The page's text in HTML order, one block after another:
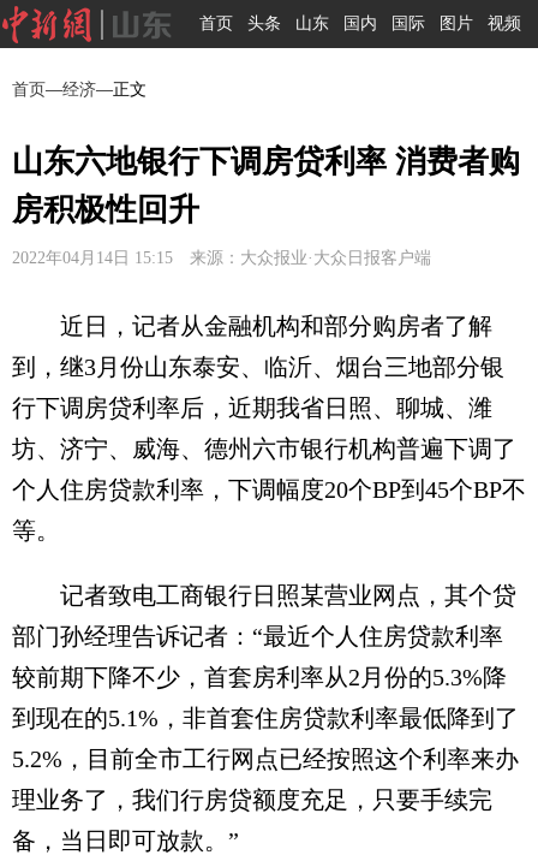
首页 头条 山东 国内 国际 图片 视频
首页—经济—正文
山东六地银行下调房贷利率 消费者购
房积极性回升
2022年04月14日 15:15 来源：大众报业·大众日报客户端
近日，记者从金融机构和部分购房者了解
到，继3月份山东泰安、临沂、烟台三地部分银
行下调房贷利率后，近期我省日照、聊城、潍
坊、济宁、威海、德州六市银行机构普遍下调了
个人住房贷款利率，下调幅度20个BP到45个BP不
等。
记者致电工商银行日照某营业网点，其个贷
部门孙经理告诉记者：“最近个人住房贷款利率
较前期下降不少，首套房利率从2月份的5.3%降
到现在的5.1%，非首套住房贷款利率最低降到了
5.2%，目前全市工行网点已经按照这个利率来办
理业务了，我们行房贷额度充足，只要手续完
备，当日即可放款。”